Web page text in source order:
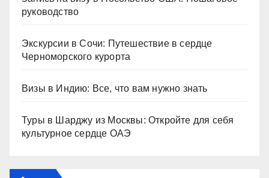
руководство
Экскурсии в Сочи: Путешествие в сердце
Черноморского курорта
Визы в Индию: Все, что вам нужно знать
Туры в Шарджу из Москвы: Откройте для себя
культурное сердце ОАЭ